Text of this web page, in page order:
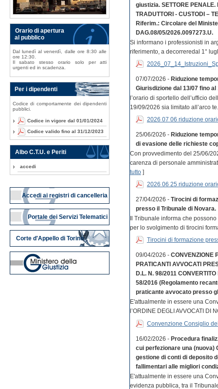
giustizia. SETTORE
TRADUTTORI - CUSTODI –
Riferim.: Circolare del
DAG.08/05/2026.0097273.U.
Si informano i professionisti in
riferimento, a decorreredal 1°
07/07/2026 - Riduzione
Giurisdizione dal 13/07 fino al
l’orario di sportello dell’ufficio
19/09/2026 sia limitato all’arco
2026 07 06 riduzione
25/06/2026 - Riduzione
di evasione delle richieste
Con provvedimento del 25/06/
carenza di personale
tutto]
2026 06 25 riduzione
27/04/2026 - Tirocini di
presso il Tribunale di Novara.
Il Tribunale informa che
per lo svolgimento di tirocini
Tirocini di formazione
09/04/2026 - CONVENZIONE
PRATICANTI AVVOCATI
D.L. N. 98/2011
58/2016 (Regolamento
praticante avvocato presso
E'attualmente in essere una
l’ORDINE DEGLI AVVOCATI DI
Convenzione Consiglio
16/02/2026 - Procedura
cui perfezionare una (nuova)
gestione di conti di deposito
fallimentari alle migliori
E'attualmente in essere una
evidenza pubblica, tra il
Orario di apertura
al pubblico
Dal lunedì al venerdì, dalle ore 8:30 alle
ore 12:30.
Il sabato stesso orario solo per atti
urgenti ed in scadenza.
Per i dipendenti
Codice di comportamente dei dipendenti
pubblici.
Codice in vigore dal 01/01/2024
Codice valido fino al 31/12/2023
Albo C.T.U. e Periti
accedi
Accedi ai registri di cancelleria
Portale dei Servizi Telematici
Corte d'Appello di Torino